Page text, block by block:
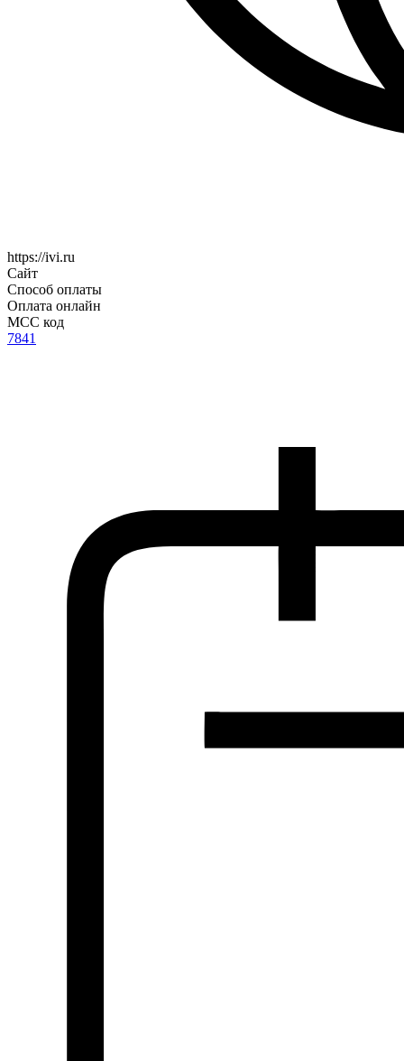
https://ivi.ru
Сайт
Способ оплаты
Оплата онлайн
MCC код
7841